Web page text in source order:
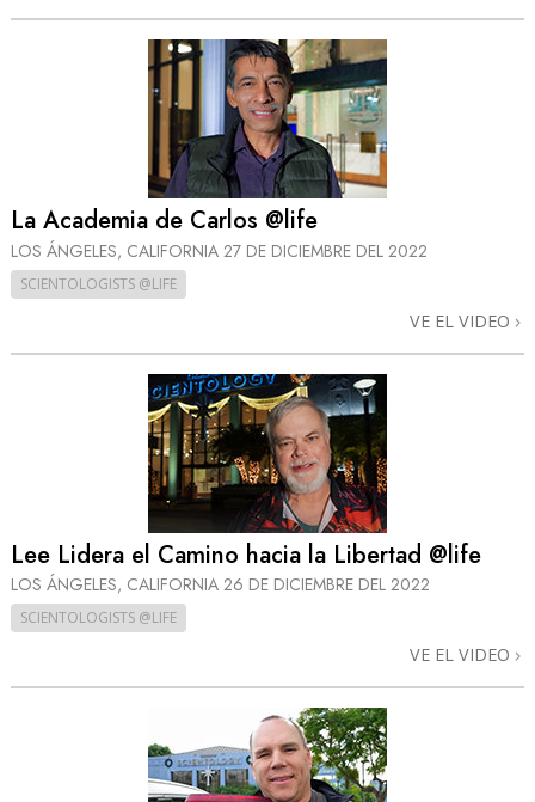
La Academia de Carlos @life
LOS ÁNGELES, CALIFORNIA 27 DE DICIEMBRE DEL 2022
SCIENTOLOGISTS @LIFE
VE EL VIDEO
Lee Lidera el Camino hacia la Libertad @life
LOS ÁNGELES, CALIFORNIA 26 DE DICIEMBRE DEL 2022
SCIENTOLOGISTS @LIFE
VE EL VIDEO